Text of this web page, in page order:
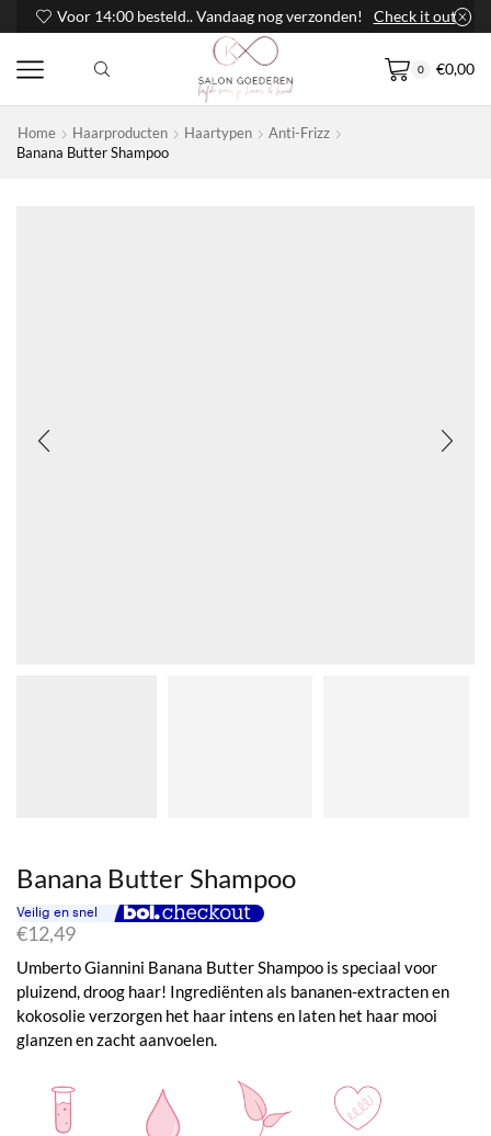
Voor 14:00 besteld.. Vandaag nog verzonden! Check it out
0 €0,00
Home Haarproducten Haartypen
Anti-Frizz
Banana Butter Shampoo
Banana Butter Shampoo
€12,49
Umberto Giannini Banana Butter Shampoo is speciaal voor
pluizend, droog haar! Ingrediënten als bananen-extracten en
kokosolie verzorgen het haar intens en laten het haar mooi
glanzen en zacht aanvoelen.